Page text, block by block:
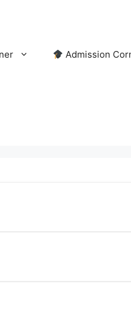
Admission